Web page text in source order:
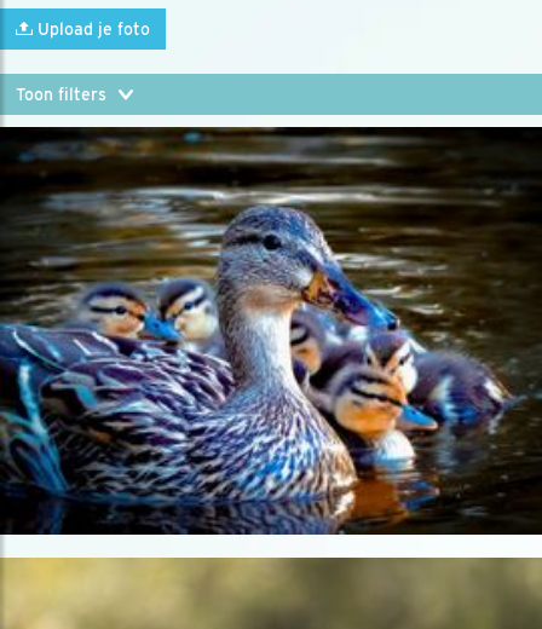
Upload je foto